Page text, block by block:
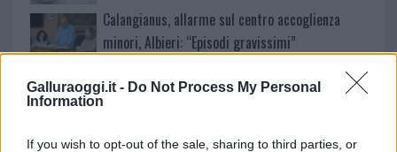
Galluraoggi.it - Do Not Process My Personal
Information
If you wish to opt-out of the sale, sharing to third parties, or
Calangianus, allarme sul centro accoglienza
minori, Albieri: “Episodi gravissimi”
Gallura, finti clienti svuotano le suite: furto da